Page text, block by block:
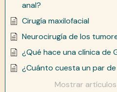
anal?
Cirugía maxilofacial
Neurocirugía de los
¿Qué hace una clínica de
¿Cuánto cuesta un par
Mostrar